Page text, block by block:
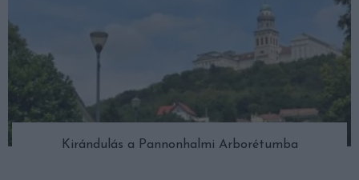
Kirándulás a Pannonhalmi Arborétumba